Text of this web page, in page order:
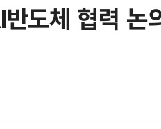
도체 협력 논